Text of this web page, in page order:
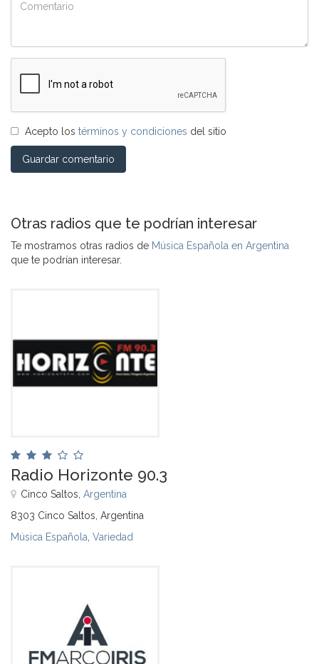
Acepto los términos y condiciones del sitio
Guardar comentario
Otras radios que te podrían interesar
Te mostramos otras radios de Música Española en Argentina
que te podrían interesar.
Radio Horizonte 90.3
Cinco Saltos, Argentina
8303 Cinco Saltos, Argentina
Música Española Variedad